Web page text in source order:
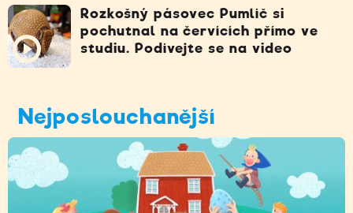
Rozkošný pásovec Pumlíč si
pochutnal na červících přímo ve
studiu. Podívejte se na video
Nejposlouchanější